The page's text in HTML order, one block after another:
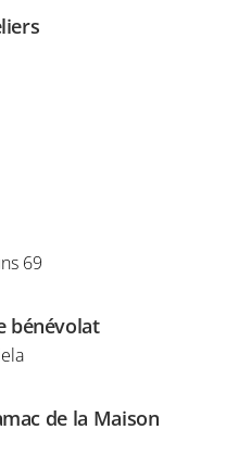
69
bénévolat
de la Maison